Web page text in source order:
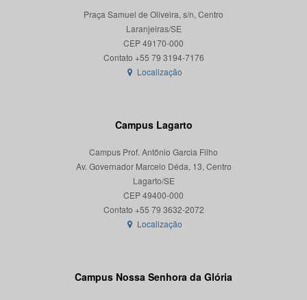
Praça Samuel de Oliveira, s/n, Centro
Laranjeiras/SE
CEP 49170-000
Localização
Campus Lagarto
Campus Prof. Antônio Garcia Filho
Av. Governador Marcelo Déda, 13, Centro
Lagarto/SE
CEP 49400-000
Localização
Campus Nossa Senhora da Glória